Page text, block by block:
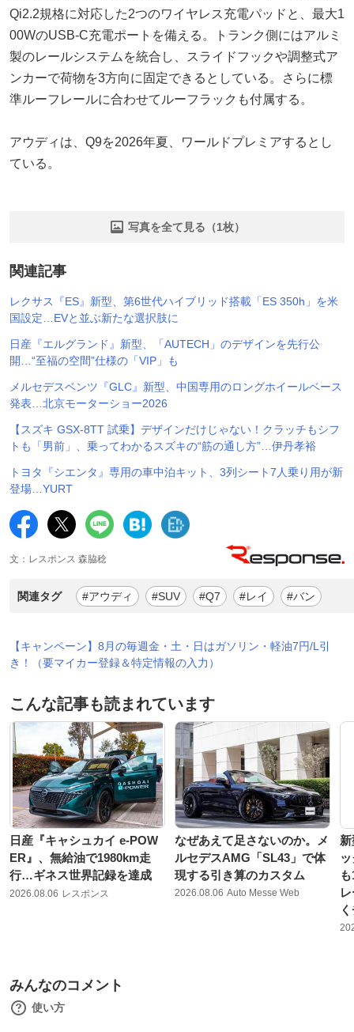
Qi2.2規格に対応した2つのワイヤレス充電パッドと、最大1
00WのUSB-C充電ポートを備える。トランク側にはアルミ
製のレールシステムを統合し、スライドフックや調整式ア
ンカーで荷物を3方向に固定できるとしている。さらに標
準ルーフレールに合わせてルーフラックも付属する。
アウディは、Q9を2026年夏、ワールドプレミアするとし
ている。
写真を全て見る（1枚）
関連記事
レクサス『ES』新型、第6世代ハイブリッド搭載「ES 350h」を米
国設定…EVと並ぶ新たな選択肢に
日産『エルグランド』新型、「AUTECH」のデザインを先行公
開…“至福の空間”仕様の「VIP」も
メルセデスベンツ『GLC』新型、中国専用のロングホイールベース
発表…北京モーターショー2026
【スズキ GSX-8TT 試乗】デザインだけじゃない！クラッチもシフ
トも「男前」、乗ってわかるスズキの“筋の通し方”…伊丹孝裕
トヨタ『シエンタ』専用の車中泊キット、3列シート7人乗り用が新
登場…YURT
文：レスポンス 森脇稔
関連タグ #アウディ #SUV #Q7 #レイ #バン
【キャンペーン】8月の毎週金・土・日はガソリン・軽油7円/L引
き！（要マイカー登録＆特定情報の入力）
こんな記事も読まれています
日産『キャシュカイ e-POW
ER』、無給油で1980km走
行…ギネス世界記録を達成
2026.08.06 レスポンス
なぜあえて足さないのか。メ
ルセデスAMG「SL43」で体
現する引き算のカスタム
2026.08.06 Auto Messe Web
みんなのコメント
使い方